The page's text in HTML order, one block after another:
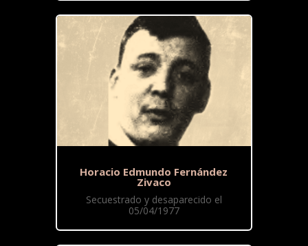
Horacio Edmundo Fernández
Zivaco
Secuestrado y desaparecido el
05/04/1977